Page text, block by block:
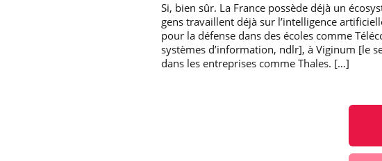
Si, bien sûr. La France possède déjà un
gens travaillent déjà sur l’intelligence
pour la défense dans des écoles comme
systèmes d’information, ndlr], à Viginum [le
dans les entreprises comme Thales. […]